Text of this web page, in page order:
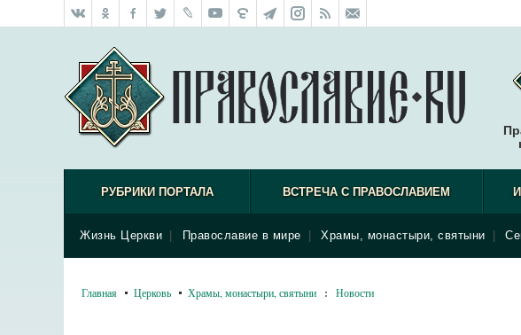
РУБРИКИ ПОРТАЛА ВСТРЕЧА С ПРАВОСЛАВИЕМ
Жизнь Церкви Православие в мире Храмы, монастыри, святыни
Главная Церковь Храмы, монастыри, святыни : Новости